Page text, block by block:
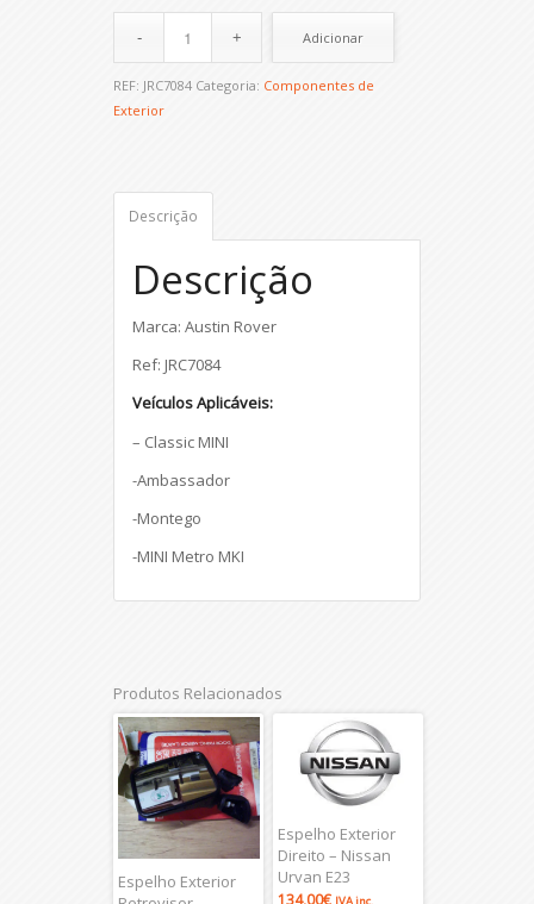
Adicionar
REF: JRC7084 Categoria: Componentes de
Exterior
Descrição
Descrição
Marca: Austin Rover
Ref: JRC7084
Veículos Aplicáveis:
– Classic MINI
-Ambassador
-Montego
-MINI Metro MKI
Produtos Relacionados
Espelho Exterior
Espelho Exterior
Direito – Nissan
Urvan E23